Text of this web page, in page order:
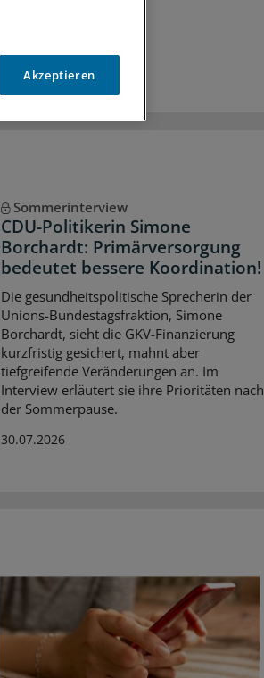
Sommerinterview
CDU-Politikerin Simone
Borchardt: Primärversorgung
bedeutet bessere Koordination!
Die gesundheitspolitische Sprecherin der
Unions-Bundestagsfraktion, Simone
Borchardt, sieht die GKV-Finanzierung
kurzfristig gesichert, mahnt aber
tiefgreifende Veränderungen an. Im
Interview erläutert sie ihre Prioritäten nach
der Sommerpause.
30.07.2026
Akzeptieren